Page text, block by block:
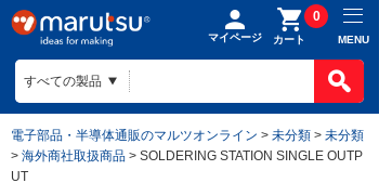
マイページ カート
0
MENU
電子部品・半導体通販のマルツオンライン > 未分類 > 未分類
> 海外商社取扱商品 > SOLDERING STATION SINGLE OUTP
UT